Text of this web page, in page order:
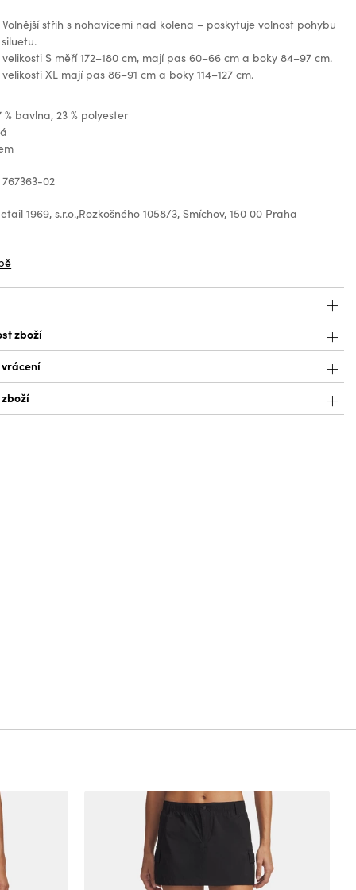
střih s nohavicemi nad kolena – poskytuje volnost pohybu
S měří 172–180 cm, mají pas 60–66 cm a boky 84–97 cm.
XL mají pas 86–91 cm a boky 114–127 cm.
bavlna, 23 % polyester
02
1969, s.r.o.,Rozkošného 1058/3, Smíchov, 150 00 Praha
zboží